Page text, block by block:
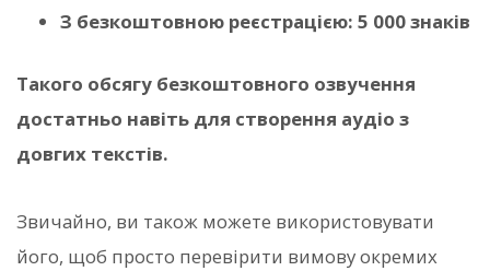
З безкоштовною реєстрацією: 5 000 знаків
Такого обсягу безкоштовного озвучення
достатньо навіть для створення аудіо з
довгих текстів.
Звичайно, ви також можете використовувати
його, щоб просто перевірити вимову окремих